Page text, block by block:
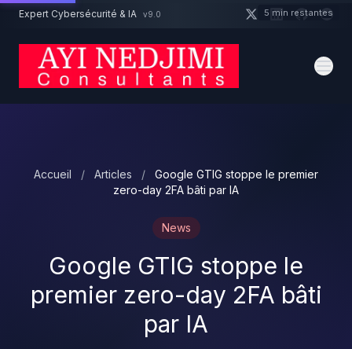
Aller au contenu principal
Expert Cybersécurité & IA v9.0
Accueil / Articles /
Google GTIG stoppe le premier
zero-day 2FA bâti par IA
News
Google GTIG stoppe le
premier zero-day 2FA bâti
par IA
Un projet cybersécurité ? 5 min restantes